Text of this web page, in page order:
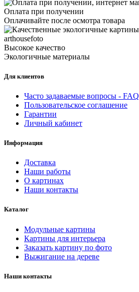
Оплата при получении
Оплачивайте после осмотра товара
Высокое качество
Экологичные материалы
Для клиентов
Часто задаваемые вопросы - FAQ
Пользовательское соглашение
Гарантии
Личный кабинет
Информация
Доставка
Наши работы
О картинах
Наши контакты
Каталог
Модульные картины
Картины для интерьера
Заказать картину по фото
Выжигание на дереве
Наши контакты